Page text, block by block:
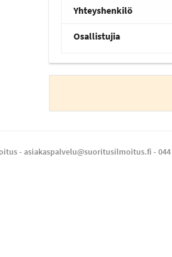
Yhteyshenkilö
Osallistujia
- asiakaspalvelu@suoritusilmoitus.fi -